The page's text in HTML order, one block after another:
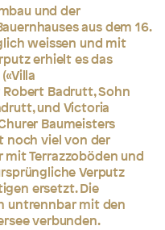
und der
aus dem 16.
weissen und mit
erhielt es das
Badrutt, Sohn
und Victoria
Baumeisters
noch viel von der
mit Terrazzoböden und
Verputz
ersetzt. Die
untrennbar mit den
verbunden.